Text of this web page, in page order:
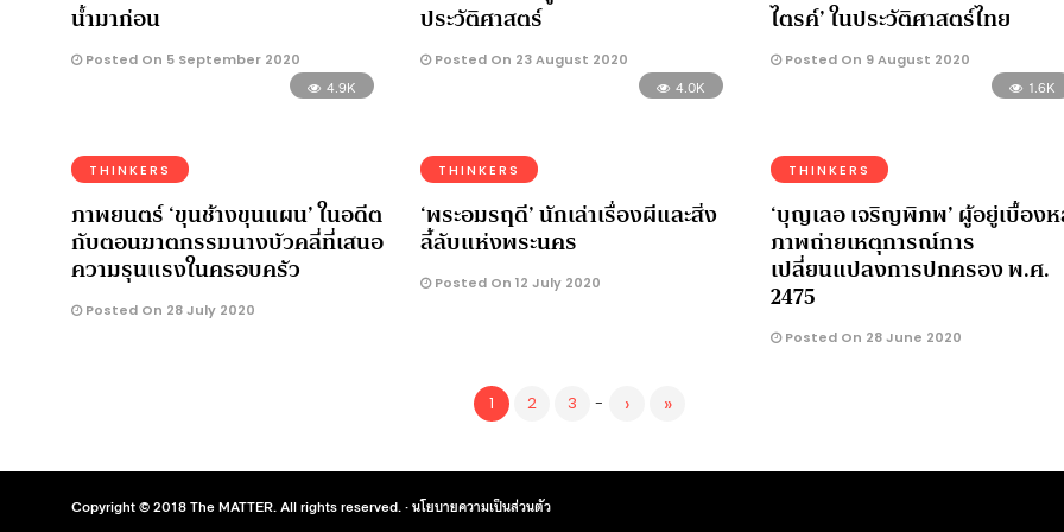
น้ำมาก่อน
Posted On 5 September 2020
ประวัติศาสตร์
Posted On 23 August 2020
ไตรค์’ ในประวัติศาสตร์ไทย
Posted On 9 August 2020
4.9K
THINKERS
ภาพยนตร์ ‘ขุนช้างขุนแผน’ ในอดีต
กับตอนฆาตกรรมนางบัวคลี่ที่เสนอ
ความรุนแรงในครอบครัว
Posted On 28 July 2020
4.0K
THINKERS
‘พระอมรฤดี’ นักเล่าเรื่องผีและสิ่ง
ลี้ลับแห่งพระนคร
Posted On 12 July 2020
1.6K
THINKERS
‘บุญเลอ เจริญพิภพ’ ผู้อยู่เบื้อง
ภาพถ่ายเหตุการณ์การ
เปลี่ยนแปลงการปกครอง พ.ศ.
2475
Posted On 28 June 2020
1 2 3 - › »
Copyright © 2018 The MATTER. All rights reserved. ·นโยบายความเป็นส่วนตัว